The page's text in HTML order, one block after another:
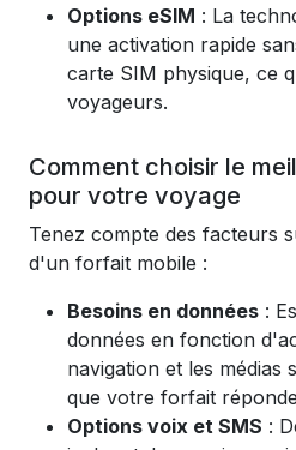
Options eSIM : La
une activation rapide
carte SIM physique, ce
voyageurs.
Comment choisir le
pour votre voyage
Tenez compte des facteurs
d'un forfait mobile :
Besoins en données :
données en fonction
navigation et les médias
que votre forfait
Options voix et SMS :